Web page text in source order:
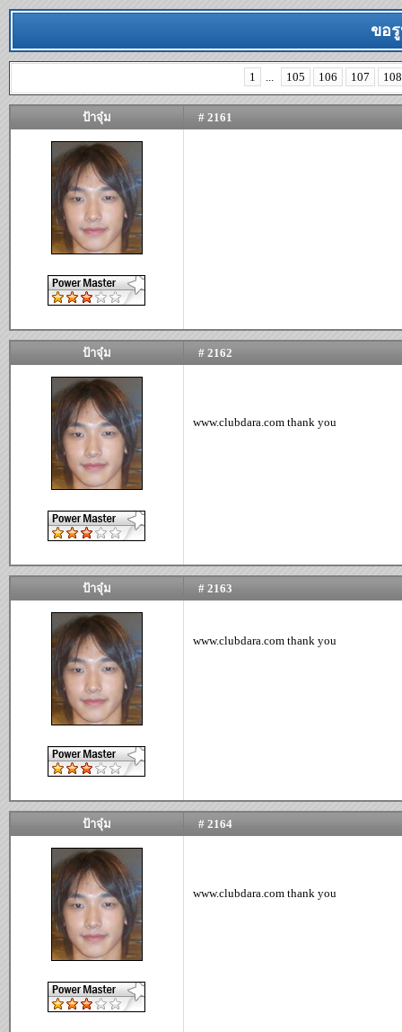
ขอ
1 105 106 107 108
ป้าจุ๋ม # 2161
ป้าจุ๋ม # 2162
www.clubdara.com thank you
ป้าจุ๋ม # 2163
www.clubdara.com thank you
ป้าจุ๋ม # 2164
www.clubdara.com thank you